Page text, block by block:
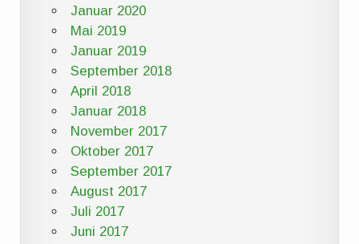
Januar 2020
Mai 2019
Januar 2019
September 2018
April 2018
Januar 2018
November 2017
Oktober 2017
September 2017
August 2017
Juli 2017
Juni 2017